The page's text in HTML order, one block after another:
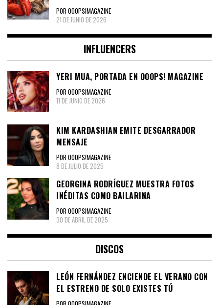
POR OOOPS!MAGAZINE
21 DE JUNIO DE 2026
INFLUENCERS
YERI MUA, PORTADA EN OOOPS! MAGAZINE
POR OOOPS!MAGAZINE
11 DE JUNIO DE 2026
KIM KARDASHIAN EMITE DESGARRADOR
MENSAJE
POR OOOPS!MAGAZINE
8 DE JULIO DE 2025
GEORGINA RODRÍGUEZ MUESTRA FOTOS
INÉDITAS COMO BAILARINA
POR OOOPS!MAGAZINE
30 DE ABRIL DE 2025
DISCOS
LEÓN FERNÁNDEZ ENCIENDE EL VERANO CON
EL ESTRENO DE SOLO EXISTES TÚ